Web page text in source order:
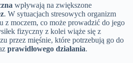
wpływają na zwiększone
. W sytuacjach stresowych organizm
z moczem, co może prowadzić do jego
fizyczny z kolei wiąże się z
przez mięśnie, które potrzebują go do
prawidłowego działania.